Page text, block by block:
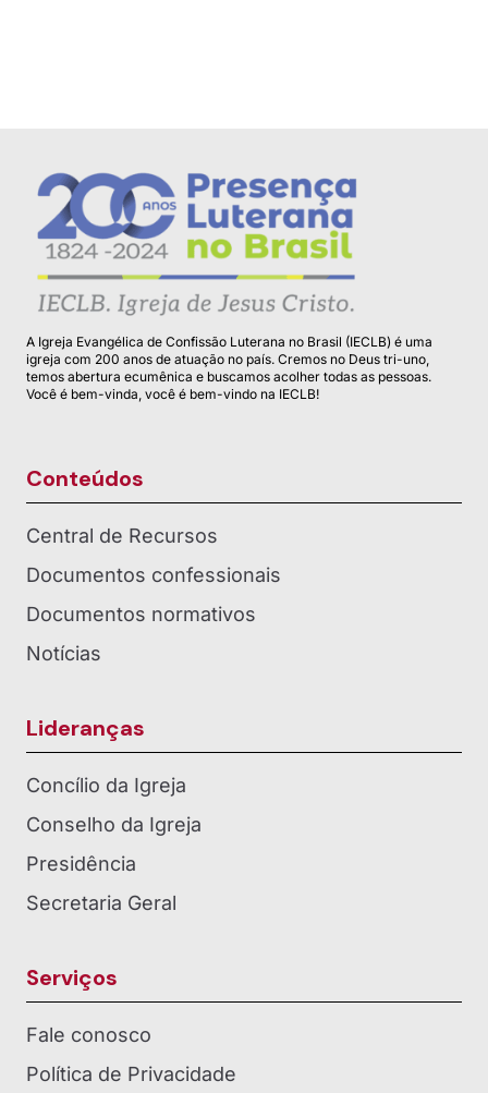
A Igreja Evangélica de Confissão Luterana no Brasil (IECLB) é uma
igreja com 200 anos de atuação no país. Cremos no Deus tri-uno,
temos abertura ecumênica e buscamos acolher todas as pessoas.
Você é bem-vinda, você é bem-vindo na IECLB!
Conteúdos
Central de Recursos
Documentos confessionais
Documentos normativos
Notícias
Lideranças
Concílio da Igreja
Conselho da Igreja
Presidência
Secretaria Geral
Serviços
Fale conosco
Política de Privacidade